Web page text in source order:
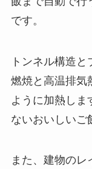
です。
トンネル構造
燃焼と高温排気
ように加熱しま
ないおいしいご
また、建物のレ